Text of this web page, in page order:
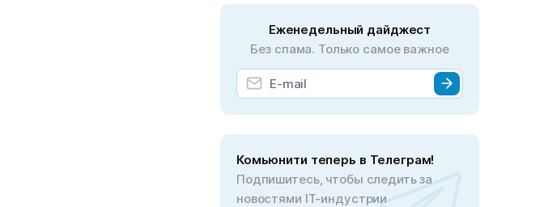
Еженедельный дайджест
Без спама. Только самое важное
Комьюнити теперь в Телеграм!
Подпишитесь, чтобы следить за
новостями IT-индустрии